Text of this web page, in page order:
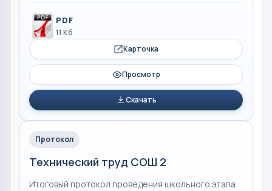
PDF
11 Кб
Карточка
Просмотр
Скачать
Протокол
Технический труд СОШ 2
Итоговый протокол проведения школьного этапа